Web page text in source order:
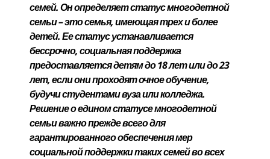
семей. Он определяет статус многодетной
семьи – это семья, имеющая трех и более
детей. Ее статус устанавливается
бессрочно, социальная поддержка
предоставляется детям до 18 лет или до 23
лет, если они проходят очное обучение,
будучи студентами вуза или колледжа.
Решение о едином статусе многодетной
семьи важно прежде всего для
гарантированного обеспечения мер
социальной поддержки таких семей во всех